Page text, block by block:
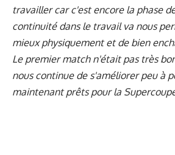
travailler car c'est encore la phase
continuité dans le travail va nous
mieux physiquement et de bien
Le premier match n'était pas très
nous continue de s'améliorer peu à
maintenant prêts pour la